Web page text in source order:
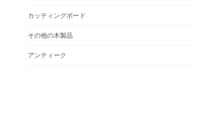
カッティングボード
その他の木製品
アンティーク